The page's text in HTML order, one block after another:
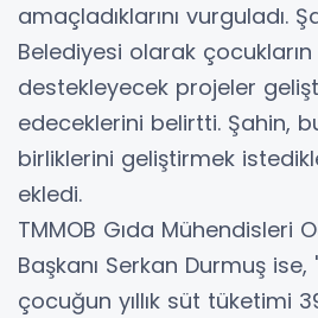
amaçladıklarını vurguladı.
Belediyesi olarak çocukların
destekleyecek projeler
edeceklerini belirtti. Şahin,
birliklerini geliştirmek
ekledi.
TMMOB Gıda Mühendisleri
Başkanı Serkan Durmuş ise,
çocuğun yıllık süt tüketimi